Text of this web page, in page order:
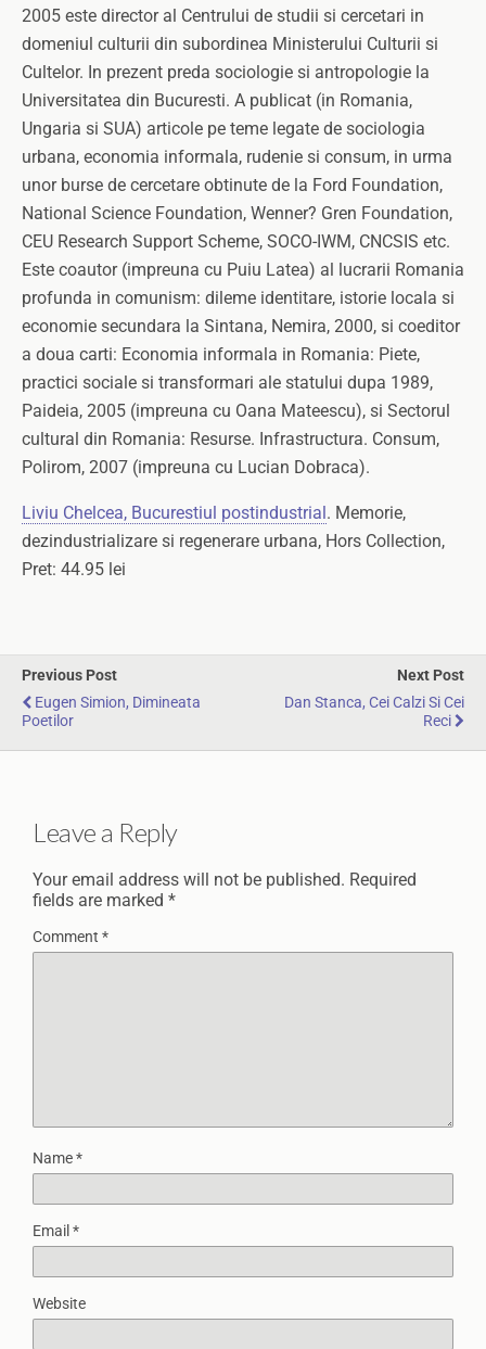
2005 este director al Centrului de studii si cercetari in
domeniul culturii din subordinea Ministerului Culturii si
Cultelor. In prezent preda sociologie si antropologie la
Universitatea din Bucuresti. A publicat (in Romania,
Ungaria si SUA) articole pe teme legate de sociologia
urbana, economia informala, rudenie si consum, in urma
unor burse de cercetare obtinute de la Ford Foundation,
National Science Foundation, Wenner? Gren Foundation,
CEU Research Support Scheme, SOCO-IWM, CNCSIS etc.
Este coautor (impreuna cu Puiu Latea) al lucrarii Romania
profunda in comunism: dileme identitare, istorie locala si
economie secundara la Sintana, Nemira, 2000, si coeditor
a doua carti: Economia informala in Romania: Piete,
practici sociale si transformari ale statului dupa 1989,
Paideia, 2005 (impreuna cu Oana Mateescu), si Sectorul
cultural din Romania: Resurse. Infrastructura. Consum,
Polirom, 2007 (impreuna cu Lucian Dobraca).
Liviu Chelcea, Bucurestiul postindustrial. Memorie,
dezindustrializare si regenerare urbana, Hors Collection,
Pret: 44.95 lei
Previous Post
Eugen Simion, Dimineata
Poetilor
Next Post
Dan Stanca, Cei Calzi Si Cei
Reci
Leave a Reply
Your email address will not be published. Required
fields are marked *
Comment *
Name*
Email *
Website